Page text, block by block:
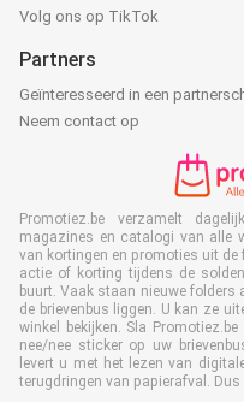
Volg ons op TikTok
Partners
Geïnteresseerd in een
Neem contact op
Promotiez.be verzamelt
magazines en catalogi van alle
van kortingen en promoties uit de
actie of korting tijdens de
buurt. Vaak staan nieuwe folders
de brievenbus liggen. U kan ze
winkel bekijken. Sla
nee/nee sticker op uw
levert u met het lezen van
terugdringen van papierafval.